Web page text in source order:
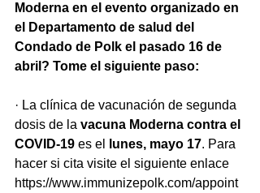
Moderna en el evento organizado en
el Departamento de salud del
Condado de Polk el pasado 16 de
abril? Tome el siguiente paso:
· La clínica de vacunación de segunda
dosis de la vacuna Moderna contra el
COVID-19 es el lunes, mayo 17. Para
hacer si cita visite el siguiente enlace
https://www.immunizepolk.com/appoint